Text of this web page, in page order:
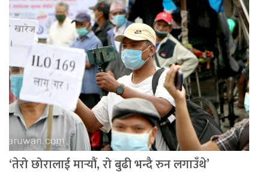
‘तेरो छोरालाई मार्‍यौं, रो बुढी भन्दै रुन लगाउँथे’